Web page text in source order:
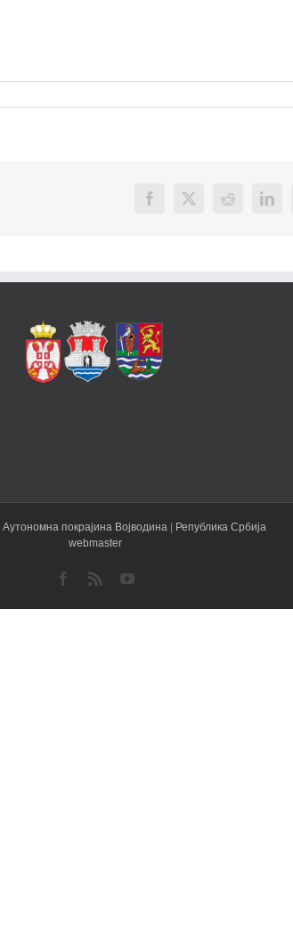
Facebook
X Reddit
Аутономна покрајина Војводина | Република Србија
webmaster
Facebook
Rss YouTube